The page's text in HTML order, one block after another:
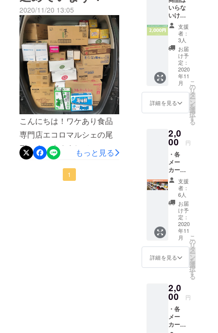
ンネル」でエコマルが紹介
されます！ 今回は電話取材
と写真の提供でしたので映
像はないのですが、恐らく
店としての取り組みやフー
ドリカバリープロジェクト
の活動などが紹介されるの
ではないかと思います。 オ
ンエア日時が急遽決まった
ため、直前の告知となって
しまいましたが、テレビを
観られる環境にいらっしゃ
る方は、是非ご覧くださ
ロマルシェ）が紹介されま
す！私も完成映像を観てい
ませんのでどの程度映るの
かわかりませんが、先日、
女子アナさんがエコマルで
ショッピングする映像の撮
影を行ないました。ご来店
いただいた事のない支援者
の皆様は、この番組を通じ
てエコマルがどんな店なの
かを少しご理解いただける
と良いなーっと思っており
ます。BSを観られない方
2020/11/20 13:05
こんにちは！ワケあり食品
専門店エコロマルシェの尾
形です。改めまして、この
度はクラウドファンディン
グへのご支援、誠にありが
もっと見る
1
るべく、
SDGsで目標
を設定して
具体的な活
動に取り組
す。国内で
も各分野に
おいて目標
達成に向け
いますが、
エコロマル
シェでは目
標12第3項
「2030年ま
でに食品ロ
スを半減さ
せる」に貢
献したいと
思って活動
していま
す。
いらな
いけど
応援す
るよ！
という
方はこ
ちらを
お選び
くださ
い。 ・
サンク
スメー
ル ※
メール
にお名
れさせ
ていた
だきた
いの
で、備
考欄に
フル
ネーム
（ニッ
クネー
ム可）
のご記
載をお
願いい
たしま
す。
支援
者：
3人
お届
け予
定：
2020
年11
月
詳細を見る
こ
の
リ
タ
ー
ン
を
選
択
す
る
2,0
00 円
・各
メー
カーの
お菓子
詰め合
わせ
（メー
カー希
望小売
価格の
合計＋
送料で
2,500円
相当）
・サン
クス
※賞味期
限切れ
の商品
が含ま
れてい
ます
支援
者：
6人
お届
け予
定：
2020
年11
月
詳細を見る
こ
の
リ
タ
ー
ン
を
選
択
す
る
2,0
00 円
・各
メー
カーの